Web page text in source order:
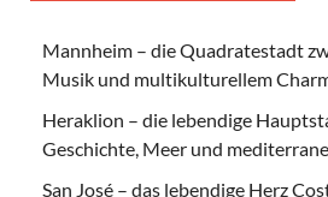
Mannheim – die Quadratestadt
Musik und multikulturellem
Heraklion – die lebendige
Geschichte, Meer und
San José – das lebendige Herz